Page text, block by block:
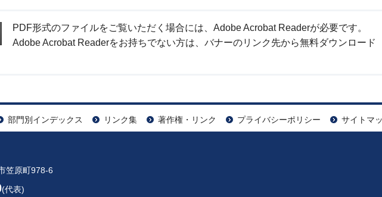
PDF形式のファイルをご覧いただく場合には、Adobe Acrobat Readerが必要です。
Adobe Acrobat Readerをお持ちでない方は、バナーのリンク先から無料ダウンロード
部門別インデックス リンク集 著作権・リンク プライバシーポリシー サイトマ
笠原町978-6
(代表)